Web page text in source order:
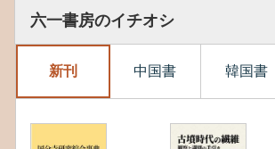
六一書房のイチオシ
新刊 中国書 韓国書